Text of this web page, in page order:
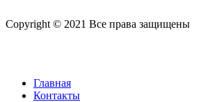
Copyright © 2021 Все права защищены
Главная
Контакты